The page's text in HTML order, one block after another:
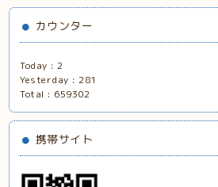
カウンター
Today :2
Yesterday :281
Total : 659302
携帯サイト